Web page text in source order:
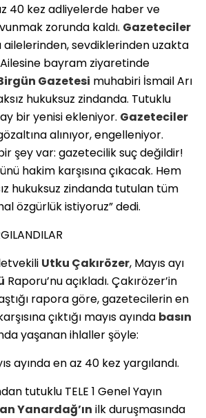
40 kez adliyelerde haber ve
zorunda kaldı. Gazeteciler
ailelerinden, sevdiklerinden uzakta
bayram ziyaretinde
Gazetesi muhabiri İsmail Arı
hukuksuz zindanda. Tutuklu
bir yenisi ekleniyor. Gazeteciler
alınıyor, engelleniyor.
şey var: gazetecilik suç değildir!
hakim karşısına çıkacak. Hem
hukuksuz zindanda tutulan tüm
özgürlük istiyoruz” dedi.
Utku Çakırözer, Mayıs ayı
Raporu’nu açıkladı. Çakırözer’in
rapora göre, gazetecilerin en
çıktığı mayıs ayında basın
yaşanan ihlaller şöyle:
ayında en az 40 kez yargılandı.
tutuklu TELE 1 Genel Yayın
Yanardağ’ın ilk duruşmasında